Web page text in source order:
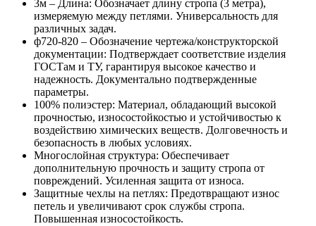
3м – Длина: Обозначает длину стропа (3 метра),
измеряемую между петлями. Универсальность для
различных задач.
ф720-820 – Обозначение чертежа/конструкторской
документации: Подтверждает соответствие изделия
ГОСТам и ТУ, гарантируя высокое качество и
надежность. Документально подтвержденные
параметры.
100% полиэстер: Материал, обладающий высокой
прочностью, износостойкостью и устойчивостью к
воздействию химических веществ. Долговечность и
безопасность в любых условиях.
Многослойная структура: Обеспечивает
дополнительную прочность и защиту стропа от
повреждений. Усиленная защита от износа.
Защитные чехлы на петлях: Предотвращают износ
петель и увеличивают срок службы стропа.
Повышенная износостойкость.